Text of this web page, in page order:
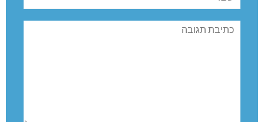
תגובה